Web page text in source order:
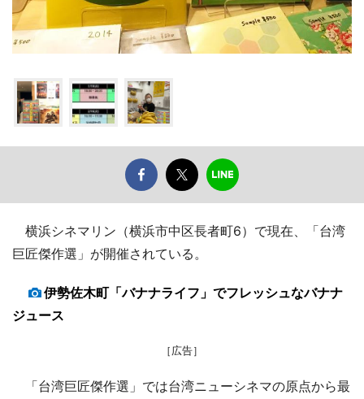
横浜シネマリン（横浜市中区長者町6）で現在、「台湾
巨匠傑作選」が開催されている。
伊勢佐木町「バナナライフ」でフレッシュなバナナ
ジュース
［広告］
「台湾巨匠傑作選」では台湾ニューシネマの原点から最